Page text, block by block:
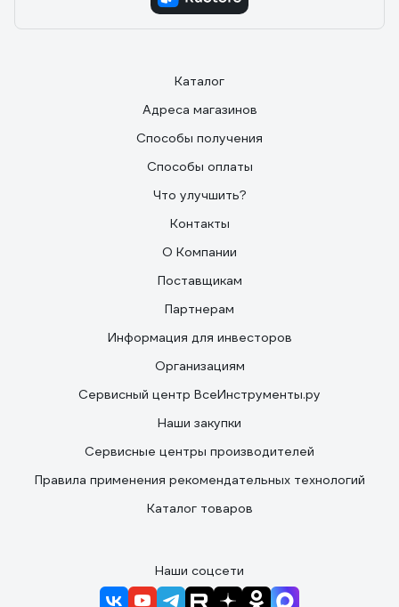
Каталог
Адреса магазинов
Способы получения
Способы оплаты
Что улучшить?
Контакты
О Компании
Поставщикам
Партнерам
Информация для инвесторов
Организациям
Сервисный центр ВсеИнструменты.ру
Наши закупки
Сервисные центры производителей
Правила применения рекомендательных технологий
Каталог товаров
Наши соцсети